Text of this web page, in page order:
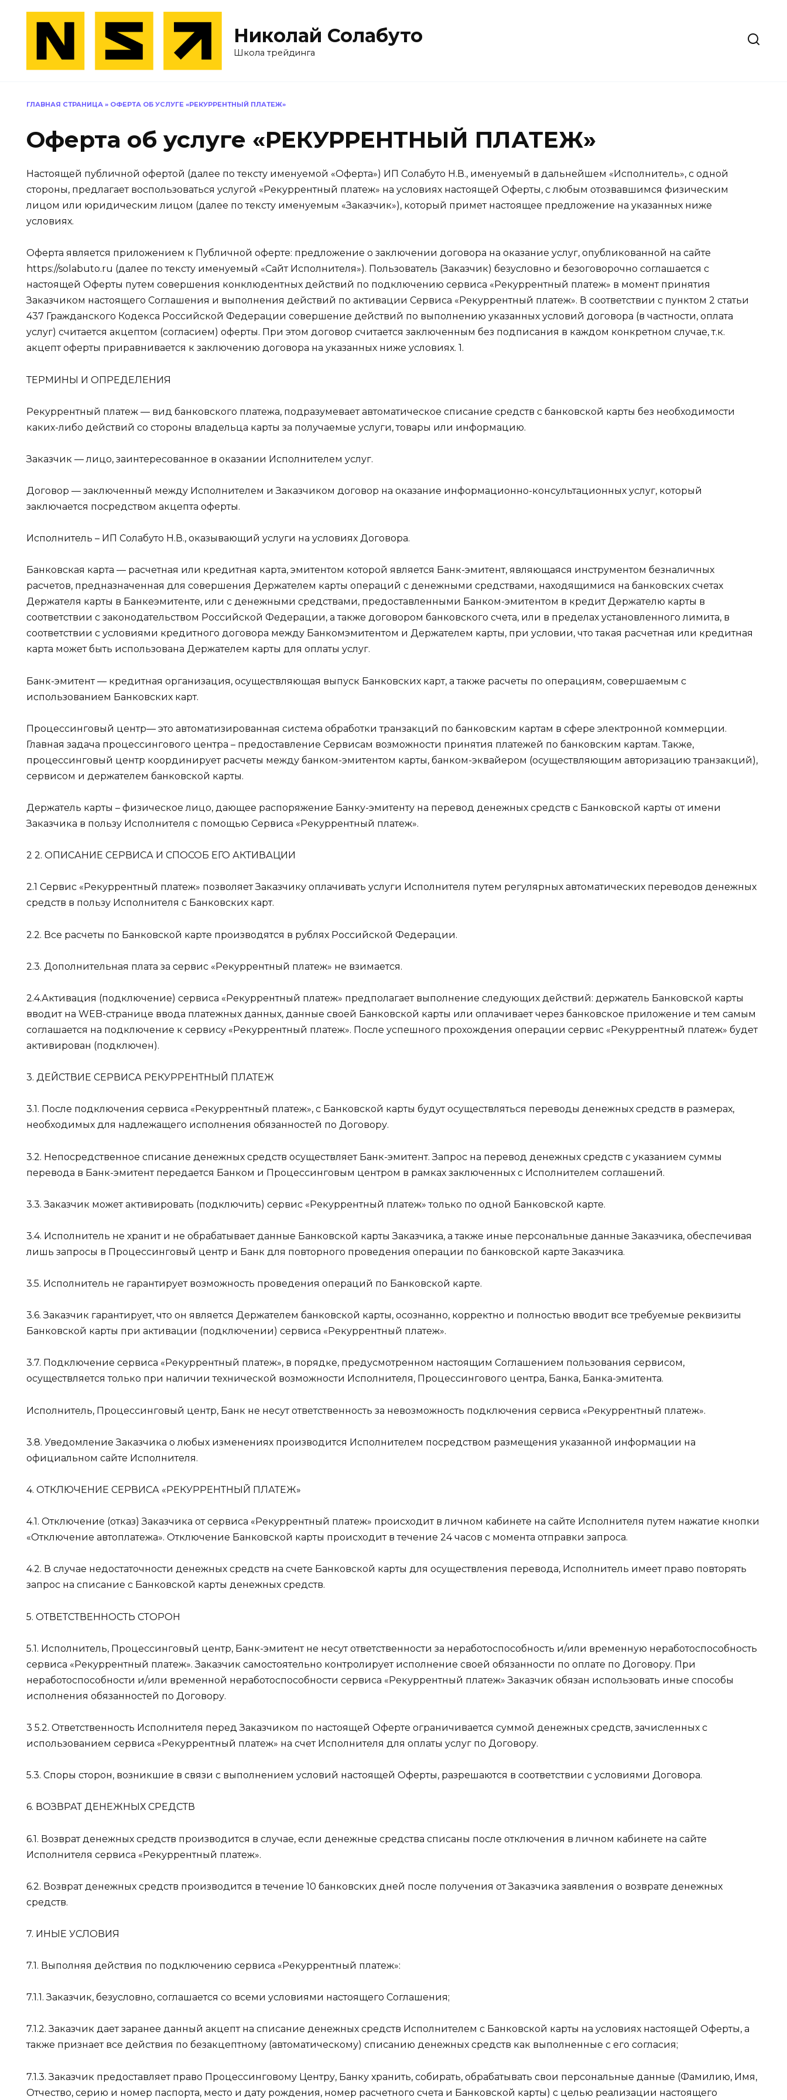
содержанию
Николай Солабуто
Школа трейдинга
ГЛАВНАЯ СТРАНИЦА » ОФЕРТА ОБ УСЛУГЕ «РЕКУРРЕНТНЫЙ ПЛАТЕЖ»
Оферта об услуге «РЕКУРРЕНТНЫЙ ПЛАТЕЖ»
Настоящей публичной офертой (далее по тексту именуемой «Оферта») ИП Солабуто Н.В., именуемый в дальнейшем «Исполнитель», с одной
стороны, предлагает воспользоваться услугой «Рекуррентный платеж» на условиях настоящей Оферты, с любым отозвавшимся физическим
лицом или юридическим лицом (далее по тексту именуемым «Заказчик»), который примет настоящее предложение на указанных ниже
условиях.
Оферта является приложением к Публичной оферте: предложение о заключении договора на оказание услуг, опубликованной на сайте
https://solabuto.ru (далее по тексту именуемый «Сайт Исполнителя»). Пользователь (Заказчик) безусловно и безоговорочно соглашается с
настоящей Оферты путем совершения конклюдентных действий по подключению сервиса «Рекуррентный платеж» в момент принятия
Заказчиком настоящего Соглашения и выполнения действий по активации Сервиса «Рекуррентный платеж». В соответствии с пунктом 2 статьи
437 Гражданского Кодекса Российской Федерации совершение действий по выполнению указанных условий договора (в частности, оплата
услуг) считается акцептом (согласием) оферты. При этом договор считается заключенным без подписания в каждом конкретном случае, т.к.
акцепт оферты приравнивается к заключению договора на указанных ниже условиях. 1.
ТЕРМИНЫ И ОПРЕДЕЛЕНИЯ
Рекуррентный платеж — вид банковского платежа, подразумевает автоматическое списание средств с банковской карты без необходимости
каких-либо действий со стороны владельца карты за получаемые услуги, товары или информацию.
Заказчик — лицо, заинтересованное в оказании Исполнителем услуг.
Договор — заключенный между Исполнителем и Заказчиком договор на оказание информационно-консультационных услуг, который
заключается посредством акцепта оферты.
Исполнитель – ИП Солабуто Н.В., оказывающий услуги на условиях Договора.
Банковская карта — расчетная или кредитная карта, эмитентом которой является Банк-эмитент, являющаяся инструментом безналичных
расчетов, предназначенная для совершения Держателем карты операций с денежными средствами, находящимися на банковских счетах
Держателя карты в Банкеэмитенте, или с денежными средствами, предоставленными Банком-эмитентом в кредит Держателю карты в
соответствии с законодательством Российской Федерации, а также договором банковского счета, или в пределах установленного лимита, в
соответствии с условиями кредитного договора между Банкомэмитентом и Держателем карты, при условии, что такая расчетная или кредитная
карта может быть использована Держателем карты для оплаты услуг.
Банк-эмитент — кредитная организация, осуществляющая выпуск Банковских карт, а также расчеты по операциям, совершаемым с
использованием Банковских карт.
Процессинговый центр— это автоматизированная система обработки транзакций по банковским картам в сфере электронной коммерции.
Главная задача процессингового центра – предоставление Сервисам возможности принятия платежей по банковским картам. Также,
процессинговый центр координирует расчеты между банком-эмитентом карты, банком-эквайером (осуществляющим авторизацию транзакций),
сервисом и держателем банковской карты.
Держатель карты – физическое лицо, дающее распоряжение Банку-эмитенту на перевод денежных средств с Банковской карты от имени
Заказчика в пользу Исполнителя с помощью Сервиса «Рекуррентный платеж».
2 2. ОПИСАНИЕ СЕРВИСА И СПОСОБ ЕГО АКТИВАЦИИ
2.1 Сервис «Рекуррентный платеж» позволяет Заказчику оплачивать услуги Исполнителя путем регулярных автоматических переводов денежных
средств в пользу Исполнителя с Банковских карт.
2.2. Все расчеты по Банковской карте производятся в рублях Российской Федерации.
2.3. Дополнительная плата за сервис «Рекуррентный платеж» не взимается.
2.4.Активация (подключение) сервиса «Рекуррентный платеж» предполагает выполнение следующих действий: держатель Банковской карты
вводит на WEB-странице ввода платежных данных, данные своей Банковской карты или оплачивает через банковское приложение и тем самым
соглашается на подключение к сервису «Рекуррентный платеж». После успешного прохождения операции сервис «Рекуррентный платеж» будет
активирован (подключен).
3. ДЕЙСТВИЕ СЕРВИСА РЕКУРРЕНТНЫЙ ПЛАТЕЖ
3.1. После подключения сервиса «Рекуррентный платеж», с Банковской карты будут осуществляться переводы денежных средств в размерах,
необходимых для надлежащего исполнения обязанностей по Договору.
3.2. Непосредственное списание денежных средств осуществляет Банк-эмитент. Запрос на перевод денежных средств с указанием суммы
перевода в Банк-эмитент передается Банком и Процессинговым центром в рамках заключенных с Исполнителем соглашений.
3.3. Заказчик может активировать (подключить) сервис «Рекуррентный платеж» только по одной Банковской карте.
3.4. Исполнитель не хранит и не обрабатывает данные Банковской карты Заказчика, а также иные персональные данные Заказчика, обеспечивая
лишь запросы в Процессинговый центр и Банк для повторного проведения операции по банковской карте Заказчика.
3.5. Исполнитель не гарантирует возможность проведения операций по Банковской карте.
3.6. Заказчик гарантирует, что он является Держателем банковской карты, осознанно, корректно и полностью вводит все требуемые реквизиты
Банковской карты при активации (подключении) сервиса «Рекуррентный платеж».
3.7. Подключение сервиса «Рекуррентный платеж», в порядке, предусмотренном настоящим Соглашением пользования сервисом,
осуществляется только при наличии технической возможности Исполнителя, Процессингового центра, Банка, Банка-эмитента.
Исполнитель, Процессинговый центр, Банк не несут ответственность за невозможность подключения сервиса «Рекуррентный платеж».
3.8. Уведомление Заказчика о любых изменениях производится Исполнителем посредством размещения указанной информации на
официальном сайте Исполнителя.
4. ОТКЛЮЧЕНИЕ СЕРВИСА «РЕКУРРЕНТНЫЙ ПЛАТЕЖ»
4.1. Отключение (отказ) Заказчика от сервиса «Рекуррентный платеж» происходит в личном кабинете на сайте Исполнителя путем нажатие кнопки
«Отключение автоплатежа». Отключение Банковской карты происходит в течение 24 часов с момента отправки запроса.
4.2. В случае недостаточности денежных средств на счете Банковской карты для осуществления перевода, Исполнитель имеет право повторять
запрос на списание с Банковской карты денежных средств.
5. ОТВЕТСТВЕННОСТЬ СТОРОН
5.1. Исполнитель, Процессинговый центр, Банк-эмитент не несут ответственности за неработоспособность и/или временную неработоспособность
сервиса «Рекуррентный платеж». Заказчик самостоятельно контролирует исполнение своей обязанности по оплате по Договору. При
неработоспособности и/или временной неработоспособности сервиса «Рекуррентный платеж» Заказчик обязан использовать иные способы
исполнения обязанностей по Договору.
3 5.2. Ответственность Исполнителя перед Заказчиком по настоящей Оферте ограничивается суммой денежных средств, зачисленных с
использованием сервиса «Рекуррентный платеж» на счет Исполнителя для оплаты услуг по Договору.
5.3. Споры сторон, возникшие в связи с выполнением условий настоящей Оферты, разрешаются в соответствии с условиями Договора.
6. ВОЗВРАТ ДЕНЕЖНЫХ СРЕДСТВ
6.1. Возврат денежных средств производится в случае, если денежные средства списаны после отключения в личном кабинете на сайте
Исполнителя сервиса «Рекуррентный платеж».
6.2. Возврат денежных средств производится в течение 10 банковских дней после получения от Заказчика заявления о возврате денежных
средств.
7. ИНЫЕ УСЛОВИЯ
7.1. Выполняя действия по подключению сервиса «Рекуррентный платеж»:
7.1.1. Заказчик, безусловно, соглашается со всеми условиями настоящего Соглашения;
7.1.2. Заказчик дает заранее данный акцепт на списание денежных средств Исполнителем с Банковской карты на условиях настоящей Оферты, а
также признает все действия по безакцептному (автоматическому) списанию денежных средств как выполненные с его согласия;
7.1.3. Заказчик предоставляет право Процессинговому Центру, Банку хранить, собирать, обрабатывать свои персональные данные (Фамилию, Имя,
Отчество, серию и номер паспорта, место и дату рождения, номер расчетного счета и Банковской карты) с целью реализации настоящего